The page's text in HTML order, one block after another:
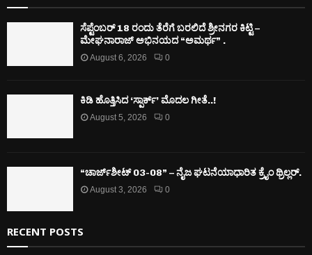
ಸೆಪ್ಟೆಂಬರ್ 18 ರಂದು ತೆರೆಗೆ ಬರಲಿದೆ ಶ್ರೀನಗರ ಕಿಟ್ಟಿ –
ಮೇಘನಾರಾಜ್ ಅಭಿನಯದ “ಅಮರ್ಥ” .
August 6, 2026 0
ಕಿಡಿ‌‌ ಹೊತ್ತಿಸಿದ ‘ಸ್ಪಾರ್ಕ್’ ಮೊದಲ‌ ಗೀತೆ..!
August 5, 2026 0
“ಚಾರ್ಜ್‌ಶೀಟ್ 03-08” – ನೈಜ ಘಟನೆಯಾಧಾರಿತ ಕ್ರೈಂ ಥ್ರಿಲ್ಲರ್.
August 3, 2026 0
RECENT POSTS